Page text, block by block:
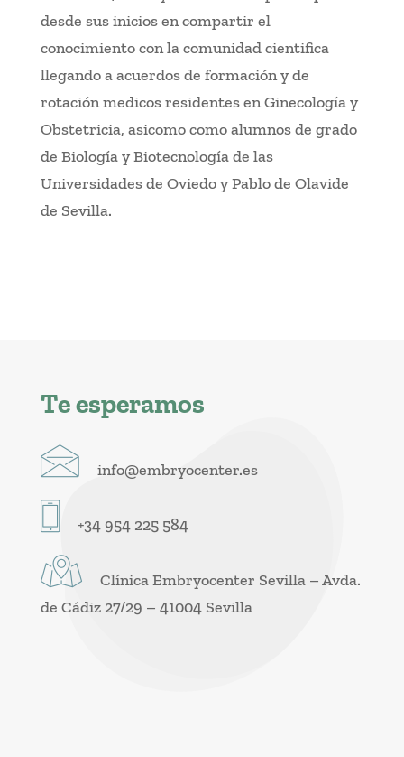
desde sus inicios en compartir el
conocimiento con la comunidad cientifica
llegando a acuerdos de formación y de
rotación medicos residentes en Ginecología y
Obstetricia, asicomo como alumnos de grado
de Biología y Biotecnología de las
Universidades de Oviedo y Pablo de Olavide
de Sevilla.
Te esperamos
info@embryocenter.es
+34 954 225 584
Clínica Embryocenter Sevilla – Avda.
de Cádiz 27/29 – 41004 Sevilla